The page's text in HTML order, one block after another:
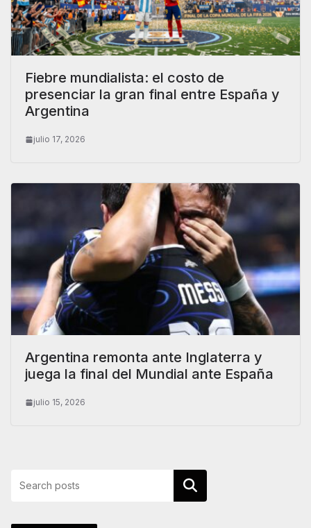
Fiebre mundialista: el costo de
presenciar la gran final entre España y
Argentina
julio 17, 2026
Argentina remonta ante Inglaterra y
juega la final del Mundial ante España
julio 15, 2026
Buscar